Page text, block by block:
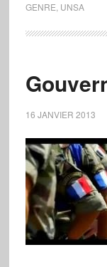
GENRE UNSA
16 JANVIER 2013